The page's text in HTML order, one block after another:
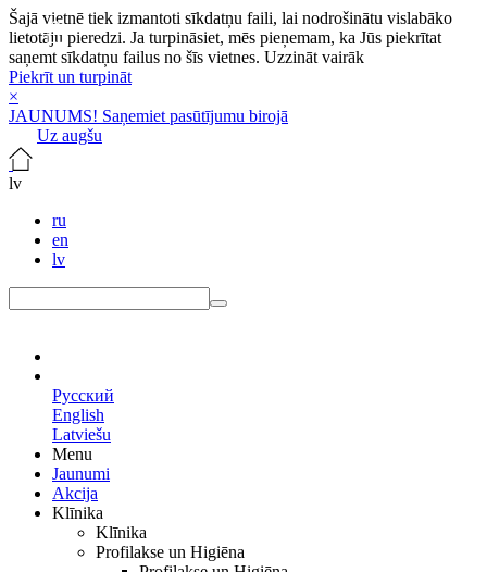
Šajā vietnē tiek izmantoti sīkdatņu faili, lai nodrošinātu vislabāko
lietotāju pieredzi. Ja turpināsiet, mēs pieņemam, ka Jūs piekrītat
saņemt sīkdatņu failus no šīs vietnes. Uzzināt vairāk
Piekrīt un turpināt
×
JAUNUMS! Saņemiet pasūtījumu birojā
Uz augšu
lv
ru
en
lv
Русский
English
Latviešu
Menu
Jaunumi
Akcija
Klīnika
Klīnika
Profilakse un Higiēna